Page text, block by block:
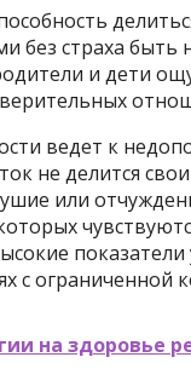
без страха
и дети
ведет к
не делится
или
с ограниченной
на здоровье